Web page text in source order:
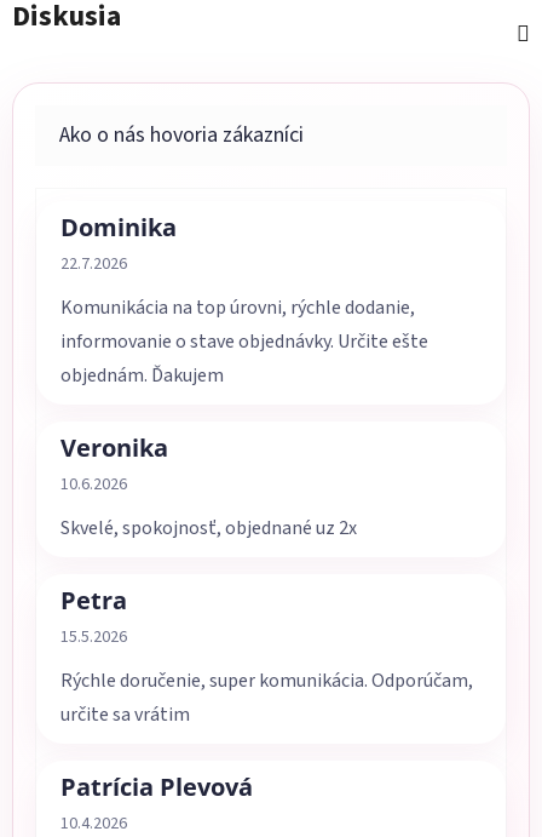
Diskusia
Dominika
Hodnotenie obchodu je 5 z 5 hviezdičiek.
22.7.2026
Komunikácia na top úrovni, rýchle dodanie,
informovanie o stave objednávky. Určite ešte
objednám. Ďakujem
Veronika
Hodnotenie obchodu je 5 z 5 hviezdičiek.
10.6.2026
Skvelé, spokojnosť, objednané uz 2x
Petra
Hodnotenie obchodu je 5 z 5 hviezdičiek.
15.5.2026
Rýchle doručenie, super komunikácia. Odporúčam,
určite sa vrátim
Patrícia Plevová
Hodnotenie obchodu je 5 z 5 hviezdičiek.
10.4.2026